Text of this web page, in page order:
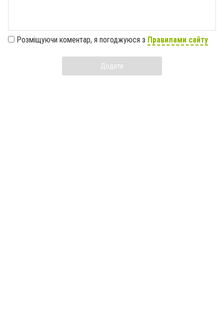
Розміщуючи коментар, я погоджуюся з Правилами сайту
Додати